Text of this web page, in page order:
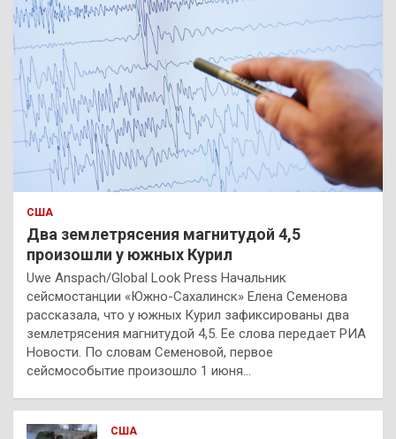
США
Два землетрясения магнитудой 4,5
произошли у южных Курил
Uwe Anspach/Global Look Press Начальник
сейсмостанции «Южно-Сахалинск» Елена Семенова
рассказала, что у южных Курил зафиксированы два
землетрясения магнитудой 4,5. Ее слова передает РИА
Новости. По словам Семеновой, первое
сейсмособытие произошло 1 июня…
США